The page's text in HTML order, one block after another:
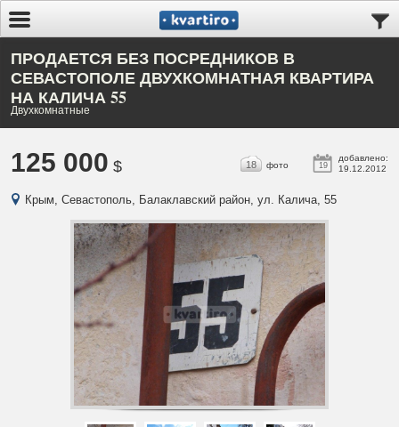
ПРОДАЕТСЯ БЕЗ ПОСРЕДНИКОВ В
СЕВАСТОПОЛЕ ДВУХКОМНАТНАЯ КВАРТИРА
НА КАЛИЧА 55
Двухкомнатные
125 000 $ 19
добавлено:
19.12.2012
18 фото
Крым, Севастополь, Балаклавский район, ул. Калича, 55